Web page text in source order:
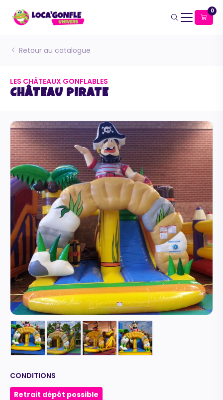
0
Retour au catalogue
LES CHÂTEAUX GONFLABLES
CHÂTEAU PIRATE
CONDITIONS
Retrait dépôt possible